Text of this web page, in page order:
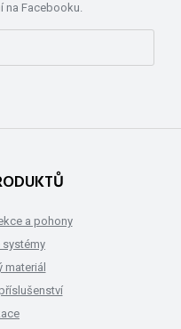
na Facebooku.
a pohony
materiál